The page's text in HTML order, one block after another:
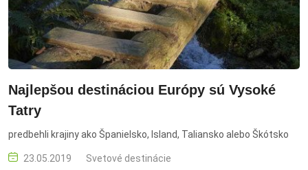
Najlepšou destináciou Európy sú Vysoké
Tatry
predbehli krajiny ako Španielsko, Island, Taliansko alebo Škótsko
23.05.2019 Svetové destinácie